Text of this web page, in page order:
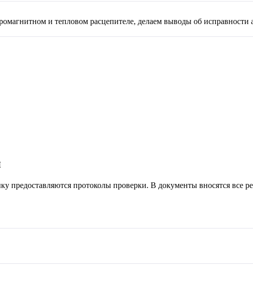
и тепловом расцепителе, делаем выводы об исправности
предоставляются протоколы проверки. В документы вносятся все